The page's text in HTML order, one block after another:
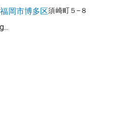
福岡市博多区須崎町５−８